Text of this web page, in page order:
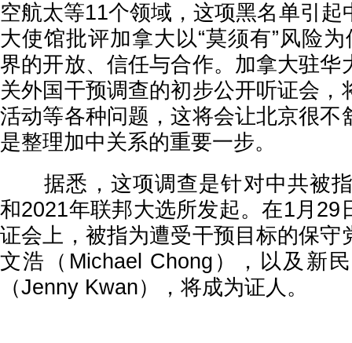
空航太等11个领域，这项黑名单引起
大使馆批评加拿大以“莫须有”风险
界的开放、信任与合作。加拿大驻华
关外国干预调查的初步公开听证会，
活动等各种问题，这将会让北京很不
是整理加中关系的重要一步。
据悉，这项调查是针对中共被指
和2021年联邦大选所发起。在1月29
证会上，被指为遭受干预目标的保守
文浩（Michael Chong），以及新
（Jenny Kwan），将成为证人。